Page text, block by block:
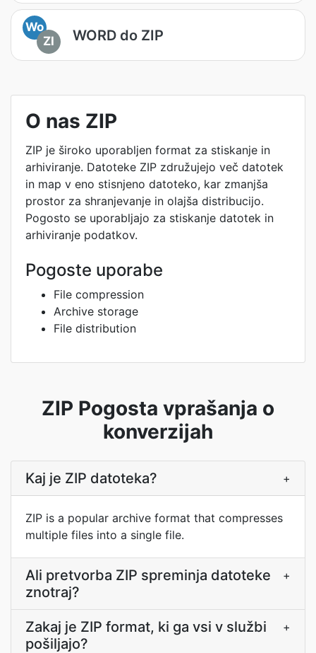
Wo
ZI
WORD do ZIP
O nas ZIP
ZIP je široko uporabljen format za stiskanje in
arhiviranje. Datoteke ZIP združujejo več datotek
in map v eno stisnjeno datoteko, kar zmanjša
prostor za shranjevanje in olajša distribucijo.
Pogosto se uporabljajo za stiskanje datotek in
arhiviranje podatkov.
Pogoste uporabe
File compression
Archive storage
File distribution
ZIP Pogosta vprašanja o
konverzijah
Kaj je ZIP datoteka? +
ZIP is a popular archive format that compresses
multiple files into a single file.
Ali pretvorba ZIP spreminja datoteke
znotraj?
+
Zakaj je ZIP format, ki ga vsi v službi
pošiljajo?
+